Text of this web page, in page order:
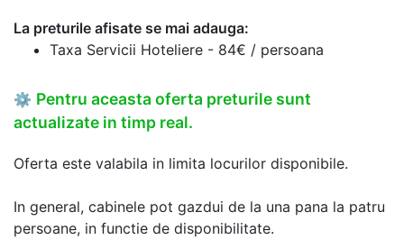
La preturile afisate se mai adauga:
Taxa Servicii Hoteliere - 84€ / persoana
⚙ Pentru aceasta oferta preturile sunt
actualizate in timp real.
Oferta este valabila in limita locurilor disponibile.
In general, cabinele pot gazdui de la una pana la patru
persoane, in functie de disponibilitate.